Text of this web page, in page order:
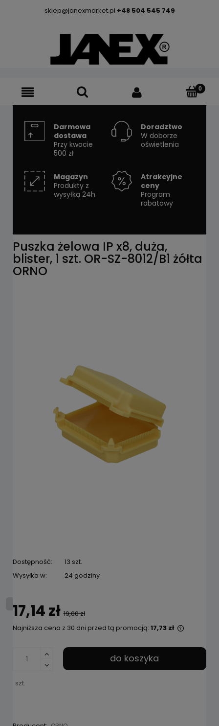
sklep@janexmarket.pl +48 504 545 749
Darmowa
dostawa
Przy kwocie
500 zł
Doradztwo
W doborze
oświetlenia
Magazyn
Produkty z
wysyłką 24h
Atrakcyjne
ceny
Program
rabatowy
Puszka żelowa IP x8, duża,
blister, 1 szt. OR-SZ-8012/B1 żółta
ORNO
Dostępność:
13 szt.
Wysyłka w:
24 godziny
17,14 zł 19,00 zł
Najniższa cena z 30 dni przed tą promocją: 17,73 zł
niż 30
pojawił
szt.
do koszyka